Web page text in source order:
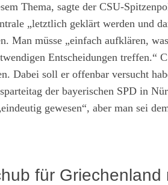
Thema, sagte der CSU-
„letztlich geklärt werden und
Man müsse „einfach aufklären,
Entscheidungen treffen.“
Dabei soll er offenbar versucht
der bayerischen SPD in
gewesen“, aber man sei
für Griechenland